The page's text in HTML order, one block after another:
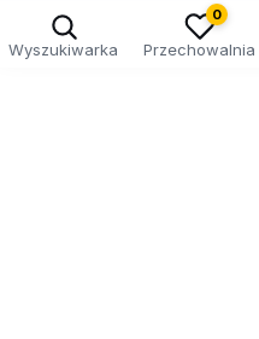
Wyszukiwarka
0
Przechowalnia